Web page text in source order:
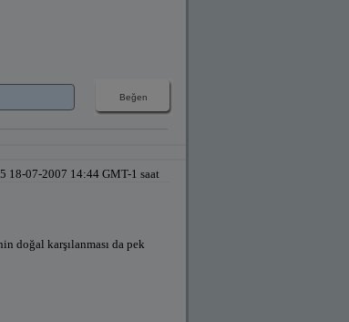
18-07-2007 14:44 GMT-1 saat
doğal karşılanması da pek